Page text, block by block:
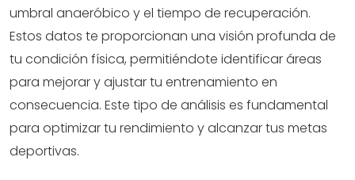
umbral anaeróbico y el tiempo de recuperación.
Estos datos te proporcionan una visión profunda de
tu condición física, permitiéndote identificar áreas
para mejorar y ajustar tu entrenamiento en
consecuencia. Este tipo de análisis es fundamental
para optimizar tu rendimiento y alcanzar tus metas
deportivas.